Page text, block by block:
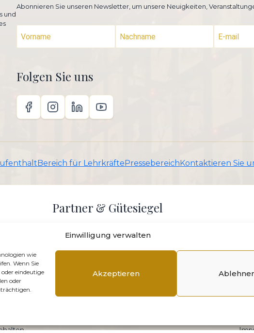
Einwilligung verwalten
wie
Wenn Sie
eindeutige
oder
Akzeptieren
und
Abonnieren Sie unseren Newsletter, um unsere Neuigkeiten,
Folgen Sie uns
Bereich für LehrkräftePressebereichKontaktieren Sie
Partner & Gütesiegel